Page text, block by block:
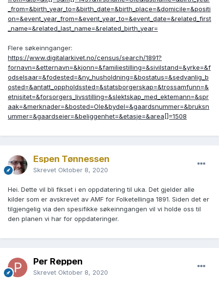
_from=&birth_year_to=&birth_date=&birth_place=&domicile=&positi
on=&event_year_from=&event_year_to=&event_date=&related_first
_name=&related_last_name=&related_birth_year=
Flere søkeinnganger:
https://www.digitalarkivet.no/census/search/1891?
fornavn=&etternavn=&kjonn=&familiestilling=&sivilstand=&yrke=&f
odselsaar=&fodested=&ny_husholdning=&bostatus=&sedvanlig_b
osted=&antatt_oppholdssted=&statsborgerskap=&trossamfunn=&
etnisitet=&forsorgers_livsstilling=&slektskap_med_ektemann=&spr
aak=&merknader=&bosted=Ole&bydel=&gaardsnummer=&bruksn
ummer=&gaardseier=&beliggenhet=&etasje=&area[]=1508
Espen Tønnessen
Skrevet Oktober 8, 2020
Hei. Dette vil bli fikset i en oppdatering til uka. Det gjelder alle
kilder som er avskrevet av AMF for Folketellinga 1891. Siden det er
tilgjengelig via den spesifikke søkeinngangen vil vi holde oss til
den planen vi har for oppdateringer.
Per Reppen
Skrevet Oktober 8, 2020